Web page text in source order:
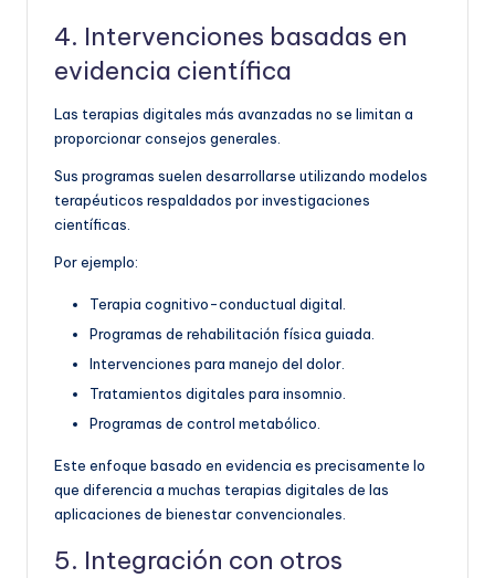
4. Intervenciones basadas en
evidencia científica
Las terapias digitales más avanzadas no se limitan a
proporcionar consejos generales.
Sus programas suelen desarrollarse utilizando modelos
terapéuticos respaldados por investigaciones
científicas.
Por ejemplo:
Terapia cognitivo-conductual digital.
Programas de rehabilitación física guiada.
Intervenciones para manejo del dolor.
Tratamientos digitales para insomnio.
Programas de control metabólico.
Este enfoque basado en evidencia es precisamente lo
que diferencia a muchas terapias digitales de las
aplicaciones de bienestar convencionales.
5. Integración con otros